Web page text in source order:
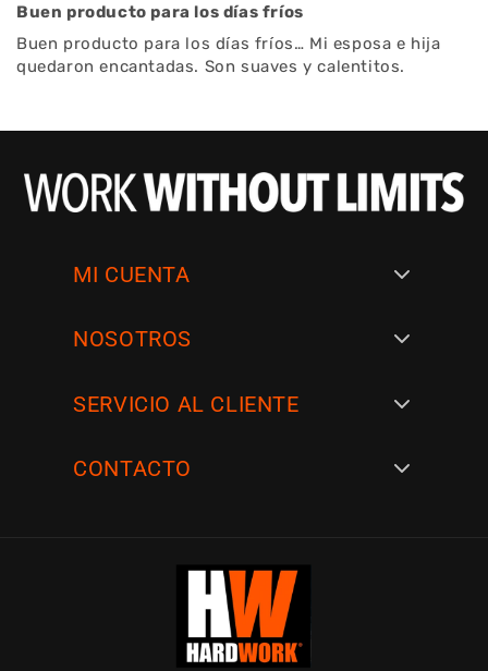
Buen producto para los días fríos
Buen producto para los días fríos… Mi esposa e hija
quedaron encantadas. Son suaves y calentitos.
CONTACTO
SERVICIO AL CLIENTE
NOSOTROS
MI CUENTA